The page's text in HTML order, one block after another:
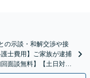
の示談・和解交渉や接
士費用】ご家族が逮捕
面談無料】【土日対応